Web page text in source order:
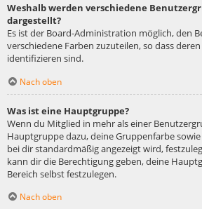
Weshalb werden verschiedene
dargestellt?
Es ist der Board-Administration möglich, den
verschiedene Farben zuzuteilen, so dass
identifizieren sind.
Nach oben
Was ist eine Hauptgruppe?
Wenn du Mitglied in mehr als einer
Hauptgruppe dazu, deine Gruppenfarbe
bei dir standardmäßig angezeigt wird,
kann dir die Berechtigung geben, deine
Bereich selbst festzulegen.
Nach oben